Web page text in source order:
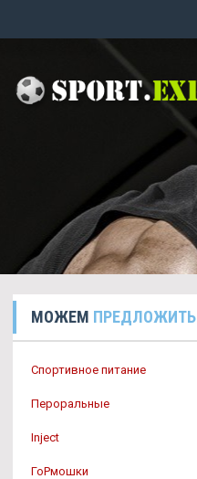
МОЖЕМ ПРЕДЛОЖИТЬ
Спортивное питание
Пероральные
Inject
ГоРмошки